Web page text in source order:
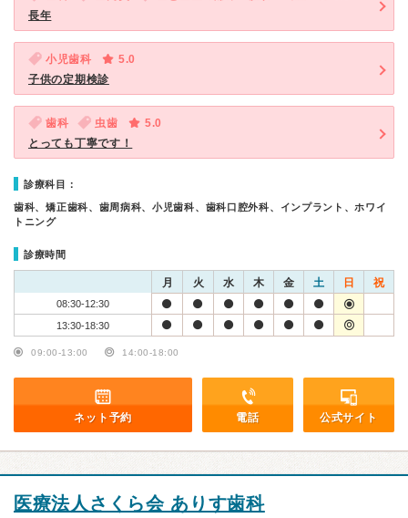
長年
小児歯科
5.0
子供の定期検診
歯科 虫歯
5.0
とっても丁寧です！
診療科目：
歯科、矯正歯科、歯周病科、小児歯科、歯科口腔外科、インプラント、ホワイ
トニング
診療時間
月 火 水 木 金 土 日 祝
08:30-12:30
13:30-18:30
09:00-13:00 14:00-18:00
ネット予約 電話 公式サイト
医療法人さくら会 ありす歯科